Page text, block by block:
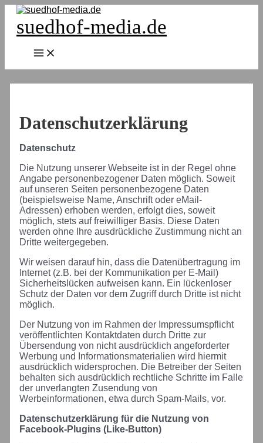
Zum
springen
suedhof-media.de
Main
Datenschutzerklärung
Datenschutz
Die Nutzung unserer Webseite ist in der Regel ohne
Angabe personenbezogener Daten möglich. Soweit
auf unseren Seiten personenbezogene Daten
(beispielsweise Name, Anschrift oder eMail-
Adressen) erhoben werden, erfolgt dies, soweit
möglich, stets auf freiwilliger Basis. Diese Daten
werden ohne Ihre ausdrückliche Zustimmung nicht an
Dritte weitergegeben.
Wir weisen darauf hin, dass die Datenübertragung im
Internet (z.B. bei der Kommunikation per E-Mail)
Sicherheitslücken aufweisen kann. Ein lückenloser
Schutz der Daten vor dem Zugriff durch Dritte ist nicht
möglich.
Der Nutzung von im Rahmen der Impressumspflicht
veröffentlichten Kontaktdaten durch Dritte zur
Übersendung von nicht ausdrücklich angeforderter
Werbung und Informationsmaterialien wird hiermit
ausdrücklich widersprochen. Die Betreiber der Seiten
behalten sich ausdrücklich rechtliche Schritte im Falle
der unverlangten Zusendung von
Werbeinformationen, etwa durch Spam-Mails, vor.
Datenschutzerklärung für die Nutzung von
Facebook-Plugins (Like-Button)